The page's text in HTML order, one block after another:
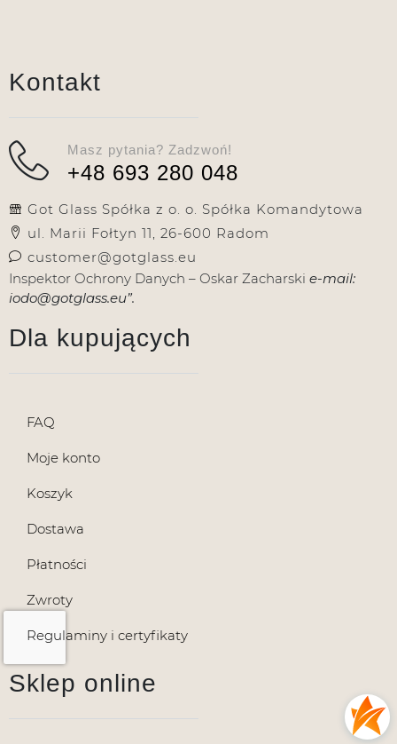
Kontakt
Masz pytania? Zadzwoń!
+48 693 280 048
Got Glass Spółka z o. o. Spółka Komandytowa
ul. Marii Fołtyn 11, 26-600 Radom
customer@gotglass.eu
Inspektor Ochrony Danych – Oskar Zacharski e-mail:
iodo@gotglass.eu”.
Dla kupujących
FAQ
Moje konto
Koszyk
Dostawa
Płatności
Zwroty
Regulaminy i certyfikaty
Sklep online